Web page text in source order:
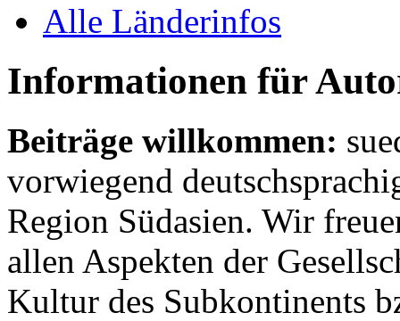
Alle Länderinfos
Informationen für
Beiträge willkommen:
vorwiegend
Region Südasien. Wir
allen Aspekten der
Kultur des Subkontinents